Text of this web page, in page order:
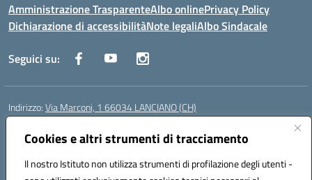
Cookies e altri strumenti di tracciamento
Il nostro Istituto non utilizza strumenti di profilazione degli utenti -
Amministrazione TrasparenteAlbo onlinePrivacy Policy
Dichiarazione di accessibilitàNote legaliAlbo Sindacale
Seguici su:
Indirizzo:Via Marconi, 1 66034 LANCIANO (CH)
Centralino:
Posta elettronica certificata (PEC):chic840006@pec.istruzione.it
Codice fiscale: 90031370696
Codice meccanografico:CHIC840006